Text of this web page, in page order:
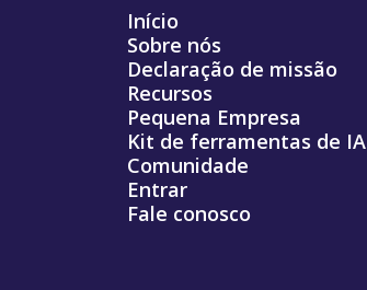
Início
Sobre nós
Declaração de missão
Recursos
Pequena Empresa
Kit de ferramentas de IA
Comunidade
Entrar
Fale conosco